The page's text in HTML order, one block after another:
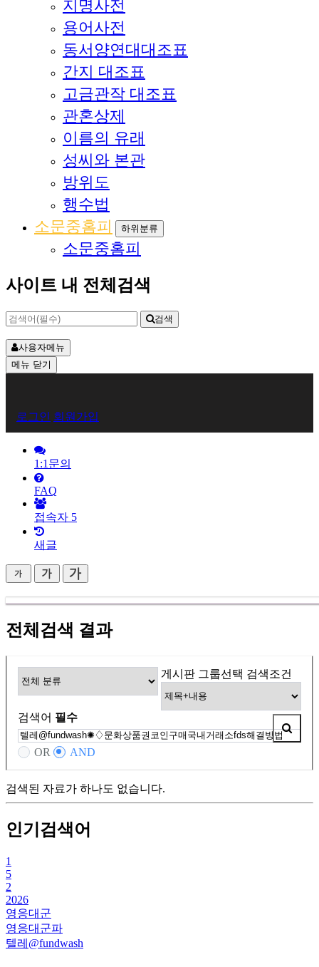
지명사전
용어사전
동서양연대대조표
간지 대조표
고금관작 대조표
관혼상제
이름의 유래
성씨와 본관
방위도
행수법
소문중홈피
하위분류
소문중홈피
사이트 내 전체검색
검색
사용자메뉴
메뉴 닫기
원
로
그
인
로그인 회원가입
1:1문의
FAQ
접속자 5
새글
전체검색 결과
게시판 그룹선택 검색조건
검색어 필수
OR AND
검색된 자료가 하나도 없습니다.
인기검색어
1
5
2
2026
영응대군
영응대군파
텔레@fundwash